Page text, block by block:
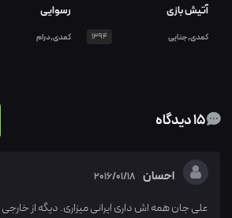
آتیش بازی
کمدی,جنایی 1394
رسوایی
کمدی,درام
احسان 2016/01/18
علی جان همه اش داری ایرانی میزاری. دیگه از